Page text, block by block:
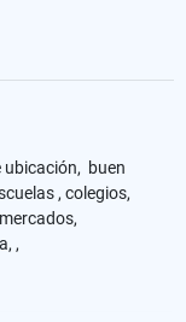
ubicación, buen
, colegios,
,